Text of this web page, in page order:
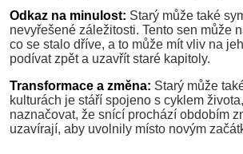
Odkaz na minulost: Starý může také
nevyřešené záležitosti. Tento sen může
co se stalo dříve, a to může mít vliv na
podívat zpět a uzavřít staré kapitoly.
Transformace a změna: Starý může
kulturách je stáří spojeno s cyklem
naznačovat, že snící prochází obdobím
uzavírají, aby uvolnily místo novým